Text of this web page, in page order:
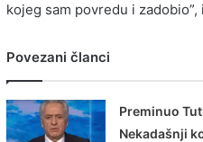
kojeg sam povredu i zadobio”,
Povezani članci
Preminuo
Nekadašnji